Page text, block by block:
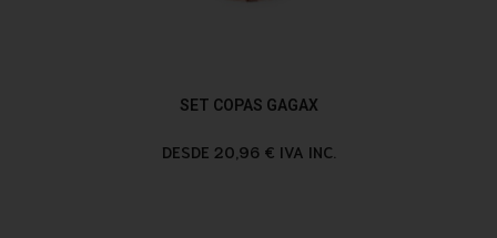
SET COPAS GAGAX
DESDE 20,96 € IVA INC.